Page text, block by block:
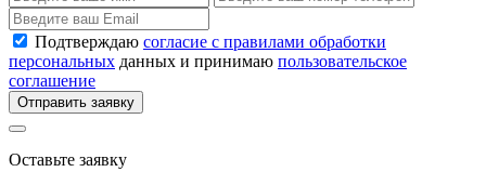
Подтверждаю согласие с правилами обработки
персональных данных и принимаю пользовательское
соглашение
Отправить заявку
Оставьте заявку